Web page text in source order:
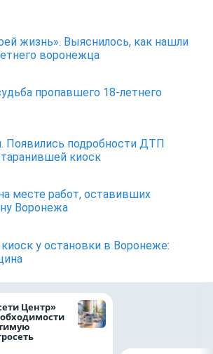
жизнь». Выяснилось, как нашли
воронежца
пропавшего 18-летнего
Появились подробности ДТП
киоск
месте работ, оставивших
Воронежа
у остановки в Воронеже:
Центр»